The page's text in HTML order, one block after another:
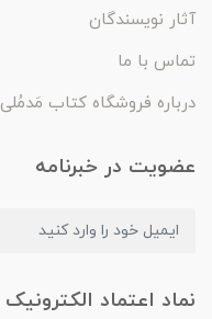
آثار نویسندگان
تماس با ما
درباره فروشگاه کتاب مَدمُلی
عضویت در خبرنامه
نماد اعتماد الکترونیک